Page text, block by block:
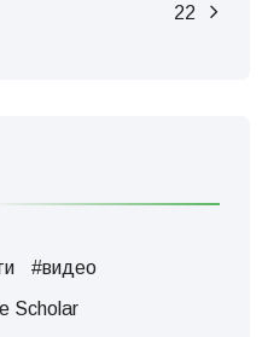
22
#видео
Scholar